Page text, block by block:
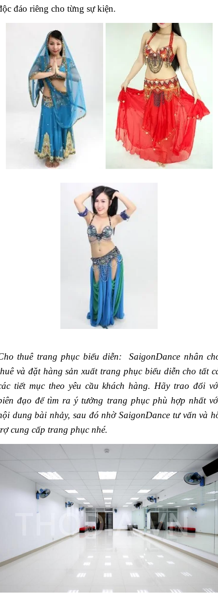
đáo riêng cho từng sự kiện.
thuê trang phục biểu diễn: SaigonDance nhân
và đặt hàng sản xuất trang phục biểu diễn cho tất
tiết mục theo yêu cầu khách hàng. Hãy trao đổi
đạo để tìm ra ý tưởng trang phục phù hợp nhất
dung bài nhảy, sau đó nhờ SaigonDance tư vấn và
cung cấp trang phục nhé.